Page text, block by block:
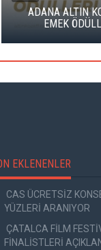
ADANA ALTIN
EMEK
EKLENENLER
CAS ÜCRETSİZ
YÜZLERİ ARANIYOR
ÇATALCA FİLM
FİNALİSTLERİ